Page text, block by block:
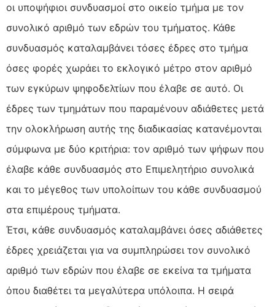
οι υποψήφιοι συνδυασμοί στο οικείο τμήμα με τον
συνολικό αριθμό των εδρών του τμήματος. Κάθε
συνδυασμός καταλαμβάνει τόσες έδρες στο τμήμα
όσες φορές χωράει το εκλογικό μέτρο στον αριθμό
των εγκύρων ψηφοδελτίων που έλαβε σε αυτό. Οι
έδρες των τμημάτων που παραμένουν αδιάθετες μετά
την ολοκλήρωση αυτής της διαδικασίας κατανέμονται
σύμφωνα με δύο κριτήρια: τον αριθμό των ψήφων που
έλαβε κάθε συνδυασμός στο Επιμελητήριο συνολικά
και το μέγεθος των υπολοίπων του κάθε συνδυασμού
στα επιμέρους τμήματα.
Έτσι, κάθε συνδυασμός καταλαμβάνει όσες αδιάθετες
έδρες χρειάζεται για να συμπληρώσει τον συνολικό
αριθμό των εδρών που έλαβε σε εκείνα τα τμήματα
όπου διαθέτει τα μεγαλύτερα υπόλοιπα. Η σειρά